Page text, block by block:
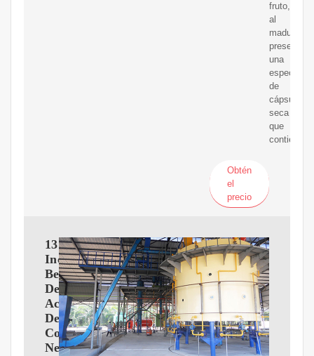
fruto,
al
madurar,
presenta
una
especie
de
cápsula
seca
que
contiene
Obtén
el
precio
13
Increíbles
Beneficios
Del
Aceite
De
Comino
Negro